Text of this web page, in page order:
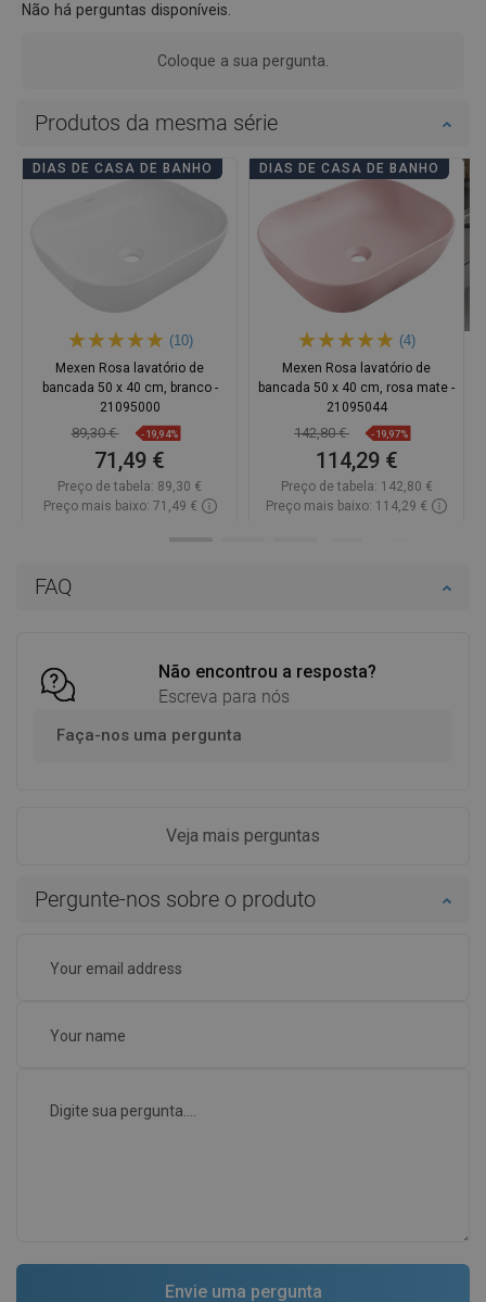
FAQ
Não encontrou a resposta?
Escreva para nós
Faça-nos uma pergunta
Veja mais perguntas
Não há perguntas disponíveis.
Coloque a sua pergunta.
Pergunte-nos sobre o produto
Produtos da mesma série
DIAS DE CASA DE BANHO
(10)
Mexen Rosa lavatório de
bancada 50 x 40 cm, branco -
21095000
89,30 € -19,94%
71,49 €
Preço de tabela: 89,30 €
Preço mais baixo: 71,49 €
DIAS DE CASA DE BANHO
(4)
Mexen Rosa lavatório de
bancada 50 x 40 cm, rosa mate -
21095044
142,80 € -19,97%
114,29 €
Preço de tabela: 142,80 €
Preço mais baixo: 114,29 €